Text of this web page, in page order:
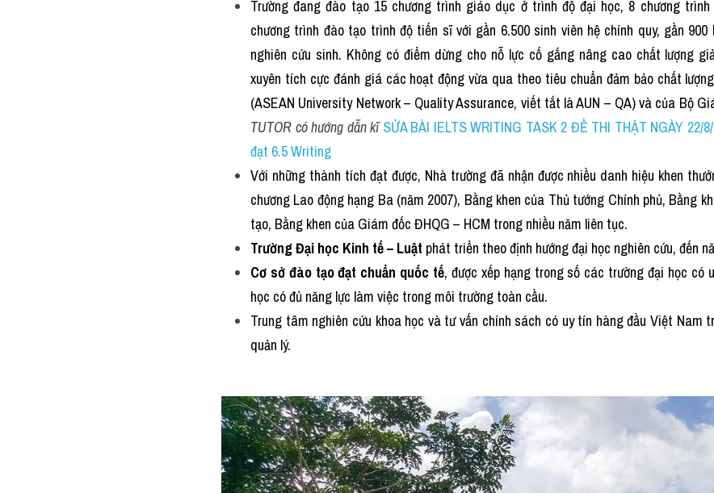
Trường đang đào tạo 15 chương trình giáo dục ở trình độ đại học, 8 chương
chương trình đào tạo trình độ tiến sĩ với gần 6.500 sinh viên hệ chính quy, gần
nghiên cứu sinh. Không có điểm dừng cho nỗ lực cố gắng nâng cao chất lượng
xuyên tích cực đánh giá các hoạt động vừa qua theo tiêu chuẩn đảm bảo chất
(ASEAN University Network – Quality Assurance, viết tắt là AUN – QA) và của Bộ
TUTOR có hướng dẫn kĩ SỬA BÀI IELTS WRITING TASK 2 ĐỀ THI THẬT NGÀY 22/
đạt 6.5 Writing
Với những thành tích đạt được, Nhà trường đã nhận được nhiều danh hiệu khen
chương Lao động hạng Ba (năm 2007), Bằng khen của Thủ tướng Chính phủ, Bằng
tạo, Bằng khen của Giám đốc ĐHQG – HCM trong nhiều năm liên tục.
Trường Đại học Kinh tế – Luật phát triển theo định hướng đại học nghiên cứu, đến
Cơ sở đào tạo đạt chuẩn quốc tế, được xếp hạng trong số các trường đại học có
học có đủ năng lực làm việc trong môi trường toàn cầu.
Trung tâm nghiên cứu khoa học và tư vấn chính sách có uy tín hàng đầu Việt Nam
quản lý.